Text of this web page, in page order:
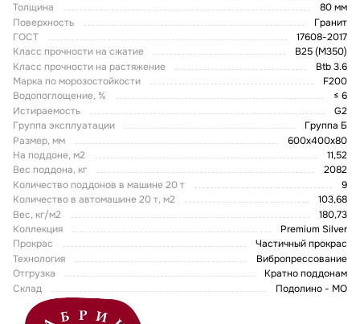
Толщина
80 мм
Поверхность
Гранит
ГОСТ
17608-2017
Класс прочности на сжатие
В25 (М350)
Класс прочности на растяжение
Btb 3.6
Марка по морозостойкости
F200
Водопоглощение, %
≤ 6
Истираемость
G2
Группа эксплуатации
Группа Б
Размер, мм
600х400х80
На поддоне, м2
11,52
Вес поддона, кг
2082
Количество поддонов в машине 20 т
9
Количество в автомашине 20 т, м2
103,68
Вес, кг/м2
180,73
Коллекция
Premium Silver
Прокрас
Частичный прокрас
Технология
Вибропрессование
Отгрузка
Кратно поддонам
Склад
Подолино - МО